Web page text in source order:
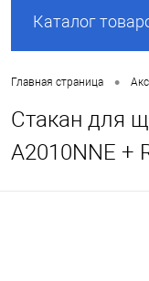
Каталог
Главная страница •
Стакан для
A2010NNE +